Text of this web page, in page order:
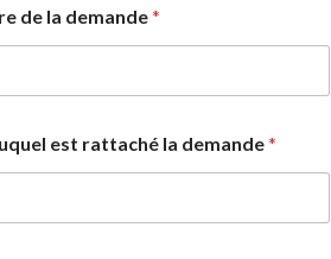
de la demande*
est rattaché la demande*